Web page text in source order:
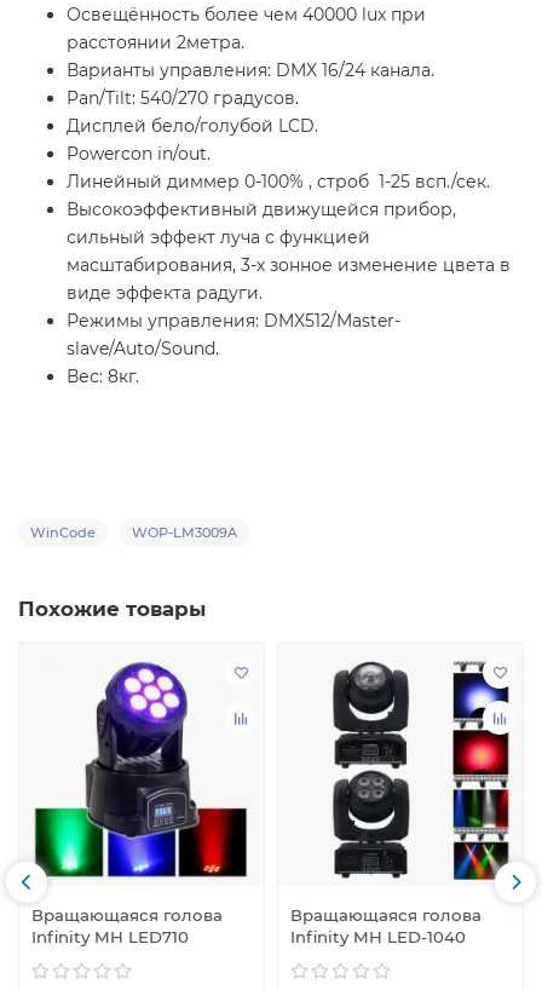
Освещённость более чем 40000 lux при
расстоянии 2метра.
Варианты управления: DMX 16/24 канала.
Pan/Tilt: 540/270 градусов.
Дисплей бело/голубой LCD.
Powercon in/out.
Линейный диммер 0-100% , строб 1-25 всп./сек.
Высокоэффективный движущейся прибор,
сильный эффект луча с функцией
масштабирования, 3-х зонное изменение цвета в
виде эффекта радуги.
Режимы управления: DMX512/Master-
slave/Auto/Sound.
Вес: 8кг.
WinCode WOP-LM3009A
Похожие товары
Вращающаяся голова
Infinity MH LED710
Вращающаяся голова
Infinity MH LED-1040